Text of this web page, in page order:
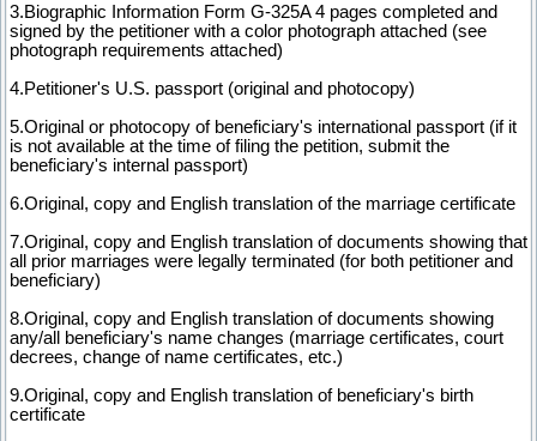
3.Biographic Information Form G-325A 4 pages completed and
signed by the petitioner with a color photograph attached (see
photograph requirements attached)
4.Petitioner's U.S. passport (original and photocopy)
5.Original or photocopy of beneficiary's international passport (if it
is not available at the time of filing the petition, submit the
beneficiary's internal passport)
6.Original, copy and English translation of the marriage certificate
7.Original, copy and English translation of documents showing that
all prior marriages were legally terminated (for both petitioner and
beneficiary)
8.Original, copy and English translation of documents showing
any/all beneficiary's name changes (marriage certificates, court
decrees, change of name certificates, etc.)
9.Original, copy and English translation of beneficiary's birth
certificate